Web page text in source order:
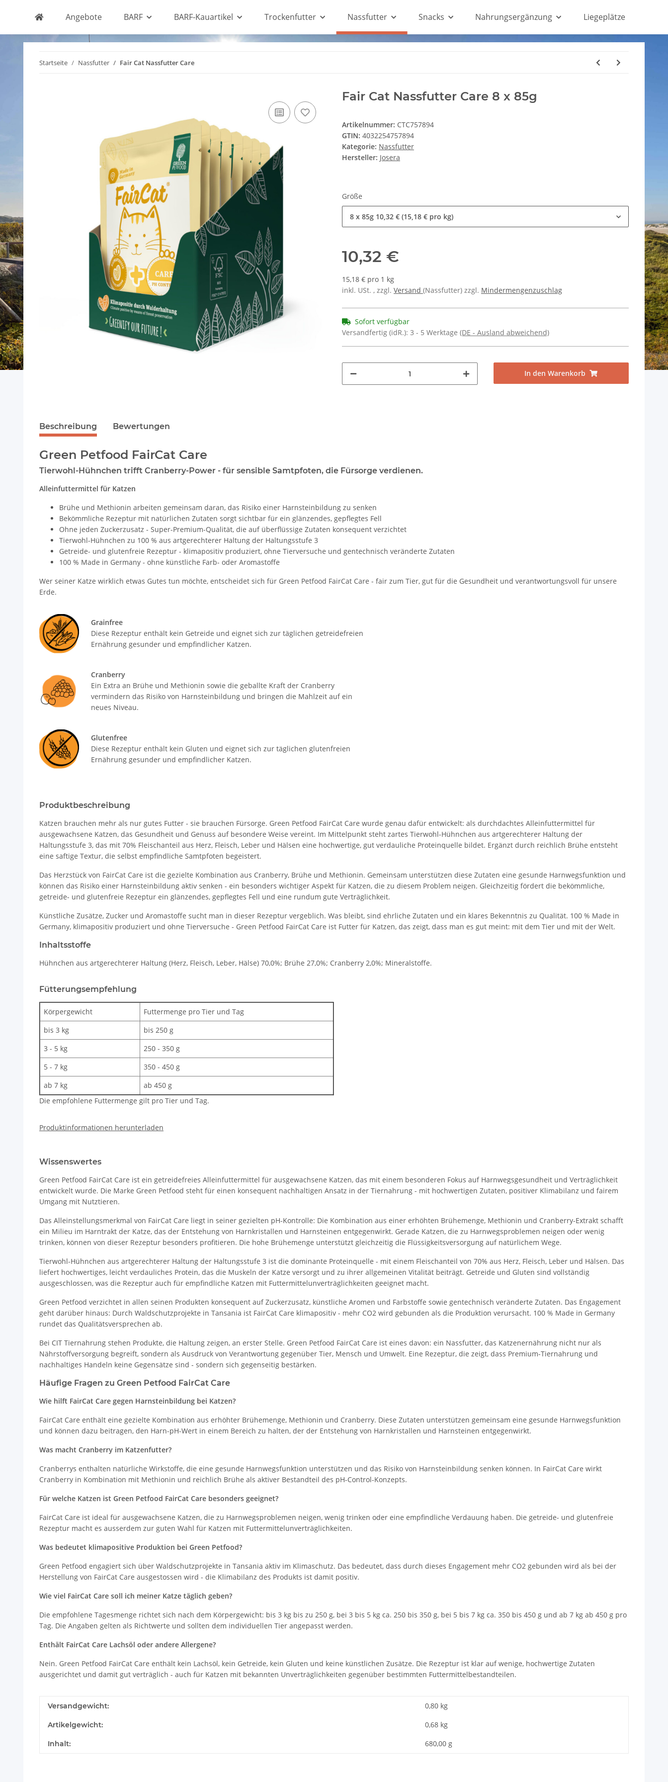
Angebote BARF BARF-Kauartikel Trockenfutter Nassfutter Snacks Nahrungsergänzung Liegeplätze
Startseite Nassfutter Fair Cat Nassfutter Care
Fair Cat Nassfutter Care 8 x 85g
Artikelnummer: CTC757894
GTIN: 4032254757894
Kategorie: Nassfutter
Hersteller: Josera
Größe
8 x 85g 10,32 € (15,18 € pro kg)
10,32 €
15,18 € pro 1 kg
inkl. USt. , zzgl. Versand (Nassfutter) zzgl. Mindermengenzuschlag
Sofort verfügbar
Versandfertig (idR.): 3 - 5 Werktage (DE - Ausland abweichend)
In den Warenkorb
Beschreibung Bewertungen
Green Petfood FairCat Care
Tierwohl-Hühnchen trifft Cranberry-Power - für sensible Samtpfoten, die Fürsorge verdienen.
Alleinfuttermittel für Katzen
Brühe und Methionin arbeiten gemeinsam daran, das Risiko einer Harnsteinbildung zu senken
Bekömmliche Rezeptur mit natürlichen Zutaten sorgt sichtbar für ein glänzendes, gepflegtes Fell
Ohne jeden Zuckerzusatz - Super-Premium-Qualität, die auf überflüssige Zutaten konsequent verzichtet
Tierwohl-Hühnchen zu 100 % aus artgerechterer Haltung der Haltungsstufe 3
Getreide- und glutenfreie Rezeptur - klimapositiv produziert, ohne Tierversuche und gentechnisch veränderte Zutaten
100 % Made in Germany - ohne künstliche Farb- oder Aromastoffe
Wer seiner Katze wirklich etwas Gutes tun möchte, entscheidet sich für Green Petfood FairCat Care - fair zum Tier, gut für die Gesundheit und verantwortungsvoll für unsere
Erde.
Grainfree
Diese Rezeptur enthält kein Getreide und eignet sich zur täglichen getreidefreien
Ernährung gesunder und empfindlicher Katzen.
Cranberry
Ein Extra an Brühe und Methionin sowie die geballte Kraft der Cranberry
vermindern das Risiko von Harnsteinbildung und bringen die Mahlzeit auf ein
neues Niveau.
Glutenfree
Diese Rezeptur enthält kein Gluten und eignet sich zur täglichen glutenfreien
Ernährung gesunder und empfindlicher Katzen.
Produktbeschreibung
Katzen brauchen mehr als nur gutes Futter - sie brauchen Fürsorge. Green Petfood FairCat Care wurde genau dafür entwickelt: als durchdachtes Alleinfuttermittel für
ausgewachsene Katzen, das Gesundheit und Genuss auf besondere Weise vereint. Im Mittelpunkt steht zartes Tierwohl-Hühnchen aus artgerechterer Haltung der
Haltungsstufe 3, das mit 70% Fleischanteil aus Herz, Fleisch, Leber und Hälsen eine hochwertige, gut verdauliche Proteinquelle bildet. Ergänzt durch reichlich Brühe entsteht
eine saftige Textur, die selbst empfindliche Samtpfoten begeistert.
Das Herzstück von FairCat Care ist die gezielte Kombination aus Cranberry, Brühe und Methionin. Gemeinsam unterstützen diese Zutaten eine gesunde Harnwegsfunktion und
können das Risiko einer Harnsteinbildung aktiv senken - ein besonders wichtiger Aspekt für Katzen, die zu diesem Problem neigen. Gleichzeitig fördert die bekömmliche,
getreide- und glutenfreie Rezeptur ein glänzendes, gepflegtes Fell und eine rundum gute Verträglichkeit.
Künstliche Zusätze, Zucker und Aromastoffe sucht man in dieser Rezeptur vergeblich. Was bleibt, sind ehrliche Zutaten und ein klares Bekenntnis zu Qualität. 100 % Made in
Germany, klimapositiv produziert und ohne Tierversuche - Green Petfood FairCat Care ist Futter für Katzen, das zeigt, dass man es gut meint: mit dem Tier und mit der Welt.
Inhaltsstoffe
Hühnchen aus artgerechterer Haltung (Herz, Fleisch, Leber, Hälse) 70,0%; Brühe 27,0%; Cranberry 2,0%; Mineralstoffe.
Fütterungsempfehlung
Körpergewicht
Futtermenge pro Tier und Tag
bis 3 kg
bis 250 g
3 - 5 kg
250 - 350 g
5 - 7 kg
350 - 450 g
ab 7 kg
ab 450 g
Die empfohlene Futtermenge gilt pro Tier und Tag.
Produktinformationen herunterladen
Wissenswertes
Green Petfood FairCat Care ist ein getreidefreies Alleinfuttermittel für ausgewachsene Katzen, das mit einem besonderen Fokus auf Harnwegsgesundheit und Verträglichkeit
entwickelt wurde. Die Marke Green Petfood steht für einen konsequent nachhaltigen Ansatz in der Tiernahrung - mit hochwertigen Zutaten, positiver Klimabilanz und fairem
Umgang mit Nutztieren.
Das Alleinstellungsmerkmal von FairCat Care liegt in seiner gezielten pH-Kontrolle: Die Kombination aus einer erhöhten Brühemenge, Methionin und Cranberry-Extrakt schafft
ein Milieu im Harntrakt der Katze, das der Entstehung von Harnkristallen und Harnsteinen entgegenwirkt. Gerade Katzen, die zu Harnwegsproblemen neigen oder wenig
trinken, können von dieser Rezeptur besonders profitieren. Die hohe Brühemenge unterstützt gleichzeitig die Flüssigkeitsversorgung auf natürlichem Wege.
Tierwohl-Hühnchen aus artgerechterer Haltung der Haltungsstufe 3 ist die dominante Proteinquelle - mit einem Fleischanteil von 70% aus Herz, Fleisch, Leber und Hälsen. Das
liefert hochwertiges, leicht verdauliches Protein, das die Muskeln der Katze versorgt und zu ihrer allgemeinen Vitalität beiträgt. Getreide und Gluten sind vollständig
ausgeschlossen, was die Rezeptur auch für empfindliche Katzen mit Futtermittelunverträglichkeiten geeignet macht.
Green Petfood verzichtet in allen seinen Produkten konsequent auf Zuckerzusatz, künstliche Aromen und Farbstoffe sowie gentechnisch veränderte Zutaten. Das Engagement
geht darüber hinaus: Durch Waldschutzprojekte in Tansania ist FairCat Care klimapositiv - mehr CO2 wird gebunden als die Produktion verursacht. 100 % Made in Germany
rundet das Qualitätsversprechen ab.
Bei CIT Tiernahrung stehen Produkte, die Haltung zeigen, an erster Stelle. Green Petfood FairCat Care ist eines davon: ein Nassfutter, das Katzenernährung nicht nur als
Nährstoffversorgung begreift, sondern als Ausdruck von Verantwortung gegenüber Tier, Mensch und Umwelt. Eine Rezeptur, die zeigt, dass Premium-Tiernahrung und
nachhaltiges Handeln keine Gegensätze sind - sondern sich gegenseitig bestärken.
Häufige Fragen zu Green Petfood FairCat Care
Wie hilft FairCat Care gegen Harnsteinbildung bei Katzen?
FairCat Care enthält eine gezielte Kombination aus erhöhter Brühemenge, Methionin und Cranberry. Diese Zutaten unterstützen gemeinsam eine gesunde Harnwegsfunktion
und können dazu beitragen, den Harn-pH-Wert in einem Bereich zu halten, der der Entstehung von Harnkristallen und Harnsteinen entgegenwirkt.
Was macht Cranberry im Katzenfutter?
Cranberrys enthalten natürliche Wirkstoffe, die eine gesunde Harnwegsfunktion unterstützen und das Risiko von Harnsteinbildung senken können. In FairCat Care wirkt
Cranberry in Kombination mit Methionin und reichlich Brühe als aktiver Bestandteil des pH-Control-Konzepts.
Für welche Katzen ist Green Petfood FairCat Care besonders geeignet?
FairCat Care ist ideal für ausgewachsene Katzen, die zu Harnwegsproblemen neigen, wenig trinken oder eine empfindliche Verdauung haben. Die getreide- und glutenfreie
Rezeptur macht es ausserdem zur guten Wahl für Katzen mit Futtermittelunverträglichkeiten.
Was bedeutet klimapositive Produktion bei Green Petfood?
Green Petfood engagiert sich über Waldschutzprojekte in Tansania aktiv im Klimaschutz. Das bedeutet, dass durch dieses Engagement mehr CO2 gebunden wird als bei der
Herstellung von FairCat Care ausgestossen wird - die Klimabilanz des Produkts ist damit positiv.
Wie viel FairCat Care soll ich meiner Katze täglich geben?
Die empfohlene Tagesmenge richtet sich nach dem Körpergewicht: bis 3 kg bis zu 250 g, bei 3 bis 5 kg ca. 250 bis 350 g, bei 5 bis 7 kg ca. 350 bis 450 g und ab 7 kg ab 450 g pro
Tag. Die Angaben gelten als Richtwerte und sollten dem individuellen Tier angepasst werden.
Enthält FairCat Care Lachsöl oder andere Allergene?
Nein. Green Petfood FairCat Care enthält kein Lachsöl, kein Getreide, kein Gluten und keine künstlichen Zusätze. Die Rezeptur ist klar auf wenige, hochwertige Zutaten
ausgerichtet und damit gut verträglich - auch für Katzen mit bekannten Unverträglichkeiten gegenüber bestimmten Futtermittelbestandteilen.
Versandgewicht: 0,80 kg
Artikelgewicht: 0,68 kg
Inhalt: 680,00 g